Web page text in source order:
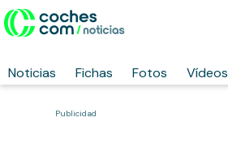
Noticias Fichas Fotos Vídeos
Publicidad